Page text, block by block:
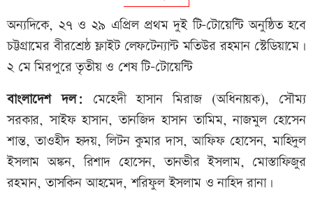
অন্যদিকে, ২৭ ও ২৯ এপ্রিল প্রথম দুই টি-টোয়েন্টি অনুষ্ঠিত হবে
চট্টগ্রামের বীরশ্রেষ্ঠ ফ্লাইট লেফটেন্যান্ট মতিউর রহমান স্টেডিয়ামে।
২ মে মিরপুরে তৃতীয় ও শেষ টি-টোয়েন্টি
বাংলাদেশ দল: মেহেদী হাসান মিরাজ (অধিনায়ক), সৌম্য
সরকার, সাইফ হাসান, তানজিদ হাসান তামিম, নাজমুল হোসেন
শান্ত, তাওহীদ হৃদয়, লিটন কুমার দাস, আফিফ হোসেন, মাহিদুল
ইসলাম অঙ্কন, রিশাদ হোসেন, তানভীর ইসলাম, মোস্তাফিজুর
রহমান, তাসকিন আহমেদ, শরিফুল ইসলাম ও নাহিদ রানা।